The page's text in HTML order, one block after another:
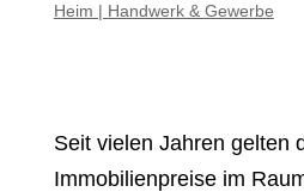
Heim | Handwerk & Gewerbe
Seit vielen Jahren gelten
Immobilienpreise im